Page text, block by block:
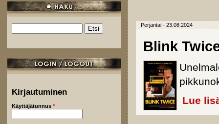
Hakulomake
Kirjautuminen
Käyttäjätunnus *
Perjantai - 23.08.2024
Blink
Lue